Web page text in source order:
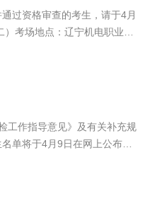
考场地点：辽宁机电职业技
工作指导意见》及有关补充规
单将于4月9日在网上公布。